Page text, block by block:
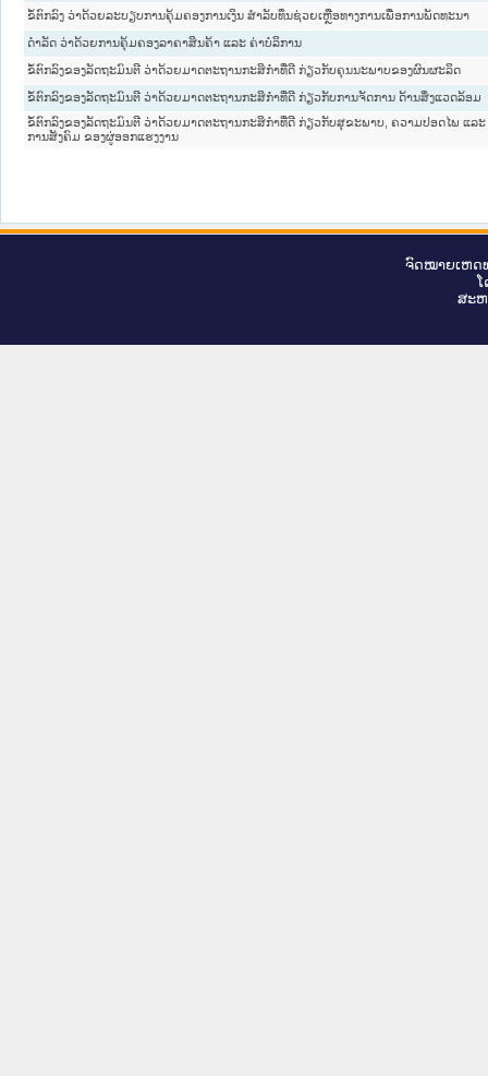
ຂໍ້ຕົກລົງ ວ່າດ້ວຍລະບຽບການຄຸ້ມຄອງການເງິນ ສຳລັບທຶນຊ່ວຍເຫຼືອທາງການເພື່ອການພັດທະນາ
ດໍາລັດ ວ່າດ້ວຍການຄຸ້ມຄອງລາຄາສິນຄ້າ ແລະ ຄ່າບໍລິການ
ຂໍ້ຕົກລົງຂອງລັດຖະມົນຕີ ວ່າດ້ວຍມາດຕະຖານກະສິກໍາທີ່ດີ ກ່ຽວກັບຄຸນນະພາບຂອງຜົນຜະລິດ
ຂໍ້ຕົກລົງຂອງລັດຖະມົນຕີ ວ່າດ້ວຍມາດຕະຖານກະສິກໍາທີ່ດີ ກ່ຽວກັບການຈັດການ ດ້ານສິ່ງແວດລ້ອມ
ຂໍ້ຕົກລົງຂອງລັດຖະມົນຕີ ວ່າດ້ວຍມາດຕະຖານກະສິກໍາທີ່ດີ ກ່ຽວກັບສຸຂະພາບ, ຄວາມປອດໄພ ແລ
ການສັງຄົມ ຂອງຜູ່ອອກແຮງງານ
ຈົດ​ໝາຍ​ເຫດ​
ສະ​ຫ